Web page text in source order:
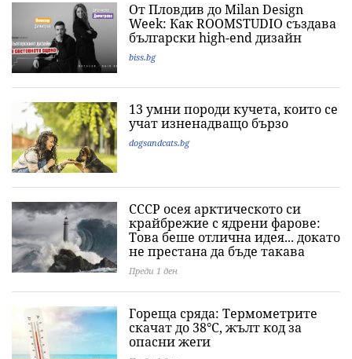
От Пловдив до Milan Design
Week: Как ROOMSTUDIO създава
български high-end дизайн
biss.bg
13 умни породи кучета, които се
учат изненадващо бързо
dogsandcats.bg
СССР осея арктическото си
крайбрежие с ядрени фарове:
Това беше отлична идея... докато
не престана да бъде такава
Преди 1 ден
Гореща сряда: Термометрите
скачат до 38°C, жълт код за
опасни жеги